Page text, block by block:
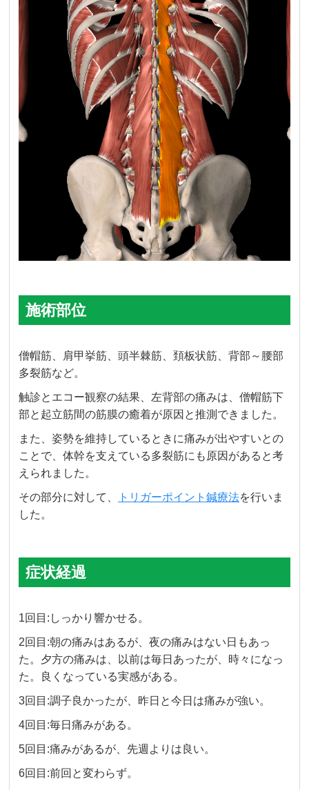
施術部位
僧帽筋、肩甲挙筋、頭半棘筋、頚板状筋、背部～腰部
多裂筋など。
触診とエコー観察の結果、左背部の痛みは、僧帽筋下
部と起立筋間の筋膜の癒着が原因と推測できました。
また、姿勢を維持しているときに痛みが出やすいとの
ことで、体幹を支えている多裂筋にも原因があると考
えられました。
その部分に対して、 トリガーポイント鍼療法を行いま
した。
症状経過
1回目:しっかり響かせる。
2回目:朝の痛みはあるが、夜の痛みはない日もあっ
た。夕方の痛みは、以前は毎日あったが、時々になっ
た。良くなっている実感がある。
3回目:調子良かったが、昨日と今日は痛みが強い。
4回目:毎日痛みがある。
5回目:痛みがあるが、先週よりは良い。
6回目:前回と変わらず。